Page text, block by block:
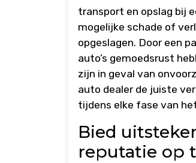
transport en opslag bij
mogelijke schade of
opgeslagen. Door een
auto’s gemoedsrust
zijn in geval van
auto dealer de juiste
tijdens elke fase van
Bied
reputatie op